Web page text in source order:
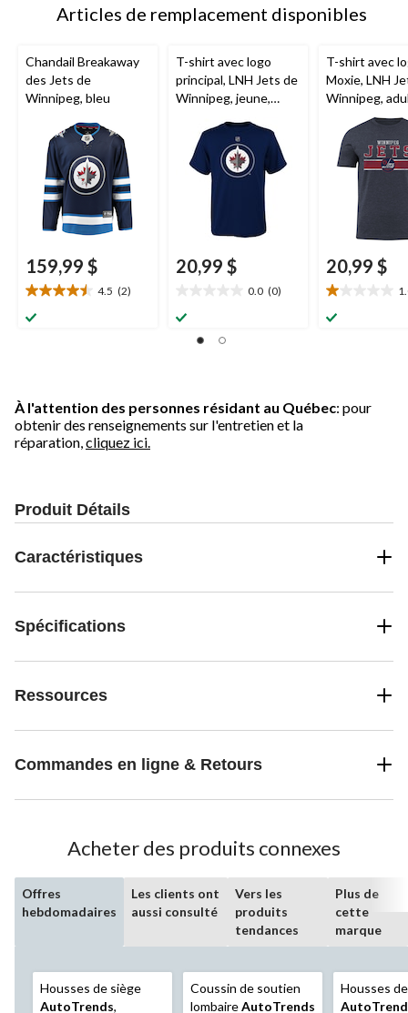
Articles de remplacement disponibles
Chandail Breakaway
des Jets de
Winnipeg, bleu
159,99 $
4.5 (2)
4.5
étoile(s)
T-shirt avec logo
principal, LNH Jets de
Winnipeg, jeune,
20,99 $
0.0 (0)
étoile(s)
T-shirt avec
Moxie, LNH
Winnipeg,
choix de
20,99 $
1.0
étoile(s)
À l'attention des personnes résidant au Québec: pour
obtenir des renseignements sur l'entretien et la
réparation, cliquez ici.
Produit Détails
Caractéristiques
Spécifications
Ressources
Commandes en ligne & Retours
Acheter des produits connexes
Offres
hebdomadaires
Les clients ont
aussi consulté
Vers les
produits
tendances
Plus de
cette
marque
Housses de siège
AutoTrends,
Coussin de soutien
lombaireAutoTrends
Housses